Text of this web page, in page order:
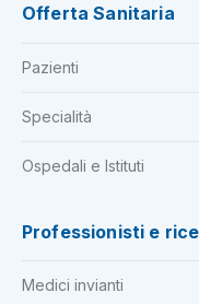
Offerta Sanitaria
Pazienti
Specialità
Ospedali e Istituti
Professionisti e
Medici invianti